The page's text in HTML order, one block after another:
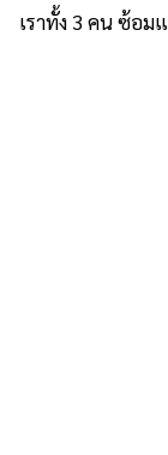
เราทั้ง 3 คน ซ้อม